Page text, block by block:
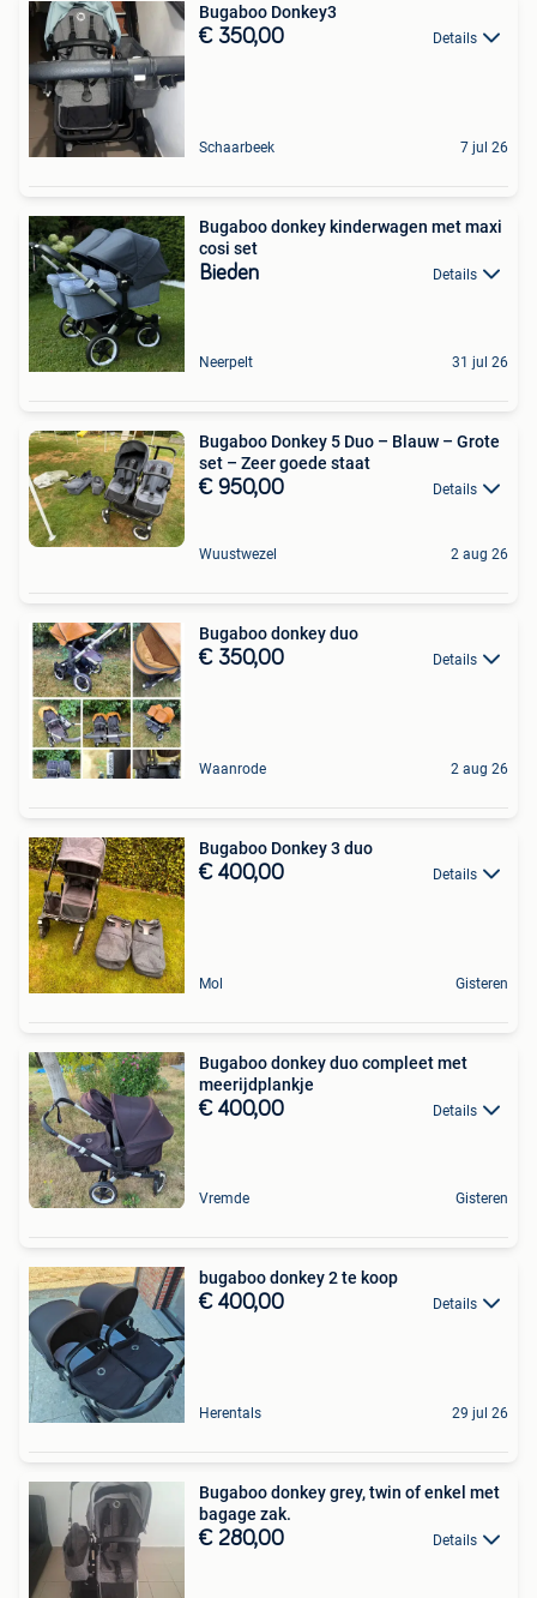
Bugaboo Donkey3
€ 350,00 Details
Schaarbeek 7 jul 26
Bugaboo donkey kinderwagen met maxi
cosi set
Bieden Details
Neerpelt 31 jul 26
Bugaboo Donkey 5 Duo – Blauw – Grote
set – Zeer goede staat
€ 950,00 Details
Wuustwezel 2 aug 26
Bugaboo donkey duo
€ 350,00 Details
Waanrode 2 aug 26
Bugaboo Donkey 3 duo
€ 400,00 Details
Mol Gisteren
Bugaboo donkey duo compleet met
meerijdplankje
€ 400,00 Details
Vremde Gisteren
bugaboo donkey 2 te koop
€ 400,00 Details
Herentals 29 jul 26
Bugaboo donkey grey, twin of enkel met
bagage zak.
€ 280,00 Details